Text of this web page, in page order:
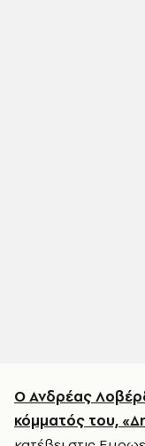
Ο Ανδρέας
κόμματός του,